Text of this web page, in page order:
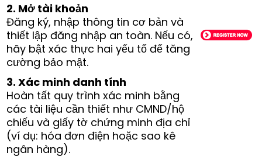
2. Mở tài khoản
Đăng ký, nhập thông tin cơ bản và
thiết lập đăng nhập an toàn. Nếu có,
hãy bật xác thực hai yếu tố để tăng
cường bảo mật.
3. Xác minh danh tính
Hoàn tất quy trình xác minh bằng
các tài liệu cần thiết như CMND/hộ
chiếu và giấy tờ chứng minh địa chỉ
(ví dụ: hóa đơn điện hoặc sao kê
ngân hàng).